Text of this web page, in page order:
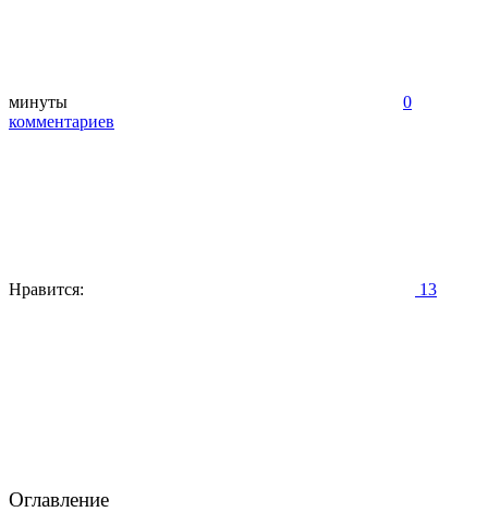
минуты
0
комментариев
Нравится: 13
Оглавление